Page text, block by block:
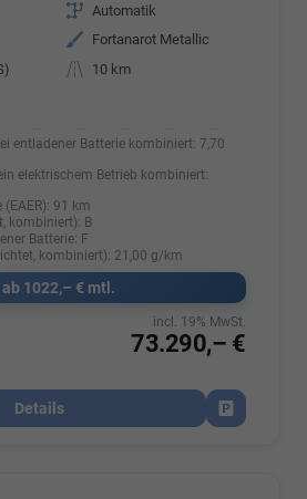
Getriebe Automatik
Außenfarbe
Fortanarot Metallic
Kilometerstand
10 km
entladener Batterie kombiniert:7,70
elektrischem Betrieb kombiniert:
91 km
kombiniert): B
Batterie: F
kombiniert): 21,00 g/km
ab 1022,– € mtl.
73.290,– €
incl. 19% MwSt.
Details
Fahrzeug